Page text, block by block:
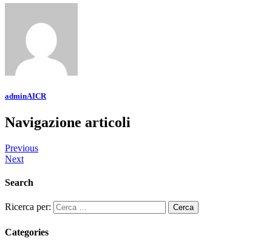
adminAICR
Navigazione articoli
Previous
Next
Search
Ricerca per:
Categories